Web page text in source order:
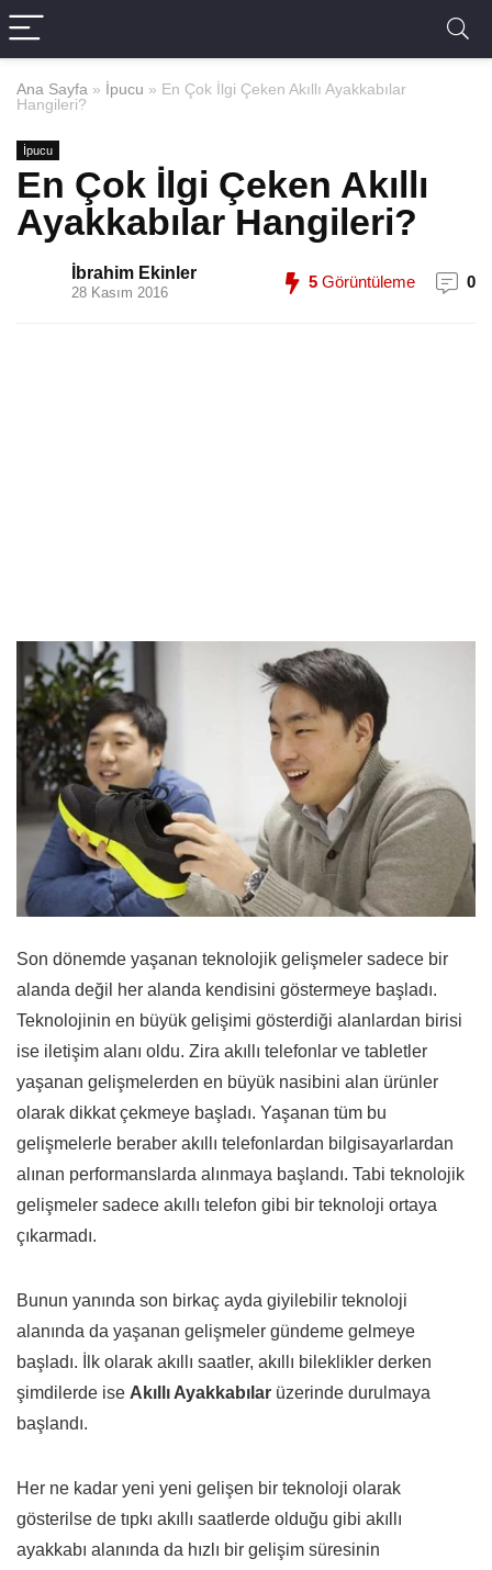
Ana Sayfa » İpucu » En Çok İlgi Çeken Akıllı Ayakkabılar
Hangileri?
İpucu
En Çok İlgi Çeken Akıllı
Ayakkabılar Hangileri?
İbrahim Ekinler
28 Kasım 2016
5 Görüntüleme 0
Son dönemde yaşanan teknolojik gelişmeler sadece bir
alanda değil her alanda kendisini göstermeye başladı.
Teknolojinin en büyük gelişimi gösterdiği alanlardan birisi
ise iletişim alanı oldu. Zira akıllı telefonlar ve tabletler
yaşanan gelişmelerden en büyük nasibini alan ürünler
olarak dikkat çekmeye başladı. Yaşanan tüm bu
gelişmelerle beraber akıllı telefonlardan bilgisayarlardan
alınan performanslarda alınmaya başlandı. Tabi teknolojik
gelişmeler sadece akıllı telefon gibi bir teknoloji ortaya
çıkarmadı.
Bunun yanında son birkaç ayda giyilebilir teknoloji
alanında da yaşanan gelişmeler gündeme gelmeye
başladı. İlk olarak akıllı saatler, akıllı bileklikler derken
şimdilerde ise Akıllı Ayakkabılar üzerinde durulmaya
başlandı.
Her ne kadar yeni yeni gelişen bir teknoloji olarak
gösterilse de tıpkı akıllı saatlerde olduğu gibi akıllı
ayakkabı alanında da hızlı bir gelişim süresinin